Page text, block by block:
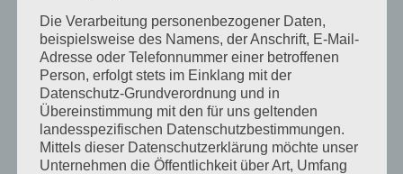
August 2014
Juli 2014
Juni 2014
Januar 2014
August 2013
Juli 2013
Die Verarbeitung personenbezogener Daten,
beispielsweise des Namens, der Anschrift, E-Mail-
Adresse oder Telefonnummer einer betroffenen
Person, erfolgt stets im Einklang mit der
Datenschutz-Grundverordnung und in
Übereinstimmung mit den für uns geltenden
landesspezifischen Datenschutzbestimmungen.
Mittels dieser Datenschutzerklärung möchte unser
Unternehmen die Öffentlichkeit über Art, Umfang